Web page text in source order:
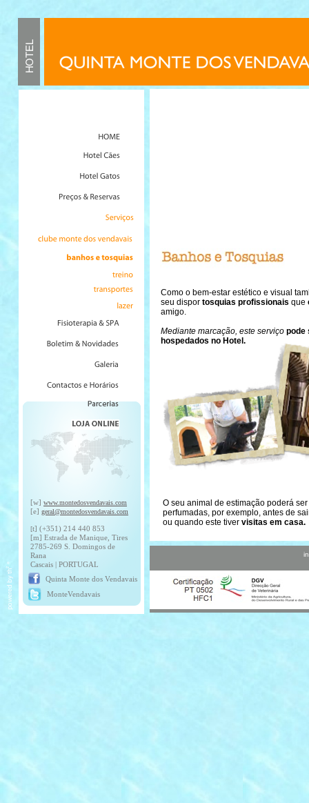
Como o bem-estar estético e visual
seu dispor tosquias profissionais que
amigo.
Mediante marcação, este serviço pode
hospedados no Hotel.
O seu animal de estimação poderá
perfumadas, por exemplo, antes de
ou quando este tiver visitas em casa.
[w] www.montedosvendavais.com
[e] geral@montedosvendavais.com
[t] (+351) 214 440 853
[m] Estrada de Manique, Tires
2785-269 S. Domingos de
Rana
Cascais | PORTUGAL
Quinta Monte dos Vendavais
MonteVendavais